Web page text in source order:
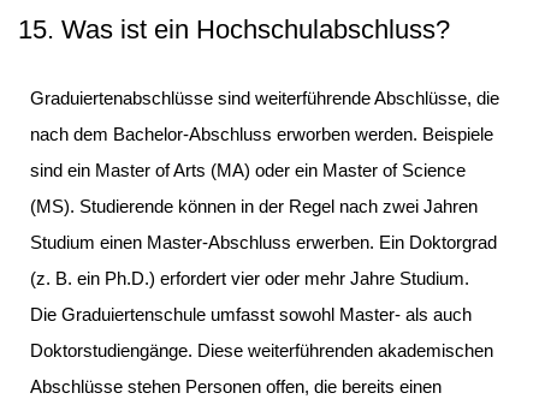
15. Was ist ein Hochschulabschluss?
Graduiertenabschlüsse sind weiterführende Abschlüsse, die
nach dem Bachelor-Abschluss erworben werden. Beispiele
sind ein Master of Arts (MA) oder ein Master of Science
(MS). Studierende können in der Regel nach zwei Jahren
Studium einen Master-Abschluss erwerben. Ein Doktorgrad
(z. B. ein Ph.D.) erfordert vier oder mehr Jahre Studium.
Die Graduiertenschule umfasst sowohl Master- als auch
Doktorstudiengänge. Diese weiterführenden akademischen
Abschlüsse stehen Personen offen, die bereits einen